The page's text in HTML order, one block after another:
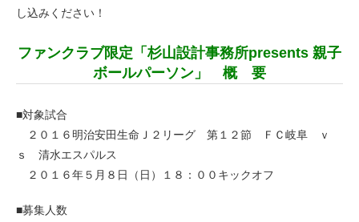
し込みください！
ファンクラブ限定「杉山設計事務所presents 親子
ボールパーソン」 概 要
■対象試合
２０１６明治安田生命Ｊ２リーグ 第１２節 ＦＣ岐阜 ｖ
ｓ 清水エスパルス
２０１６年５月８日（日）１８：００キックオフ
■募集人数